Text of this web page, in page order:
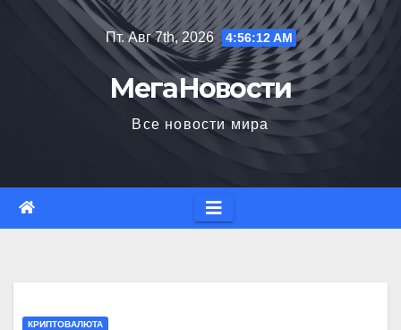
Пт. Авг 7th, 2026 4:56:12 AM
МегаНовости
Все новости мира
КРИПТОВАЛЮТА